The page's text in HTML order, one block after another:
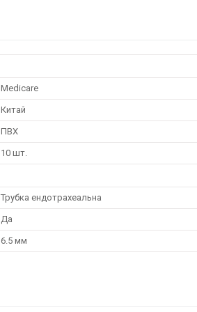
Medicare
Китай
ПВХ
10 шт.
Трубка ендотрахеальна
Да
6.5 мм